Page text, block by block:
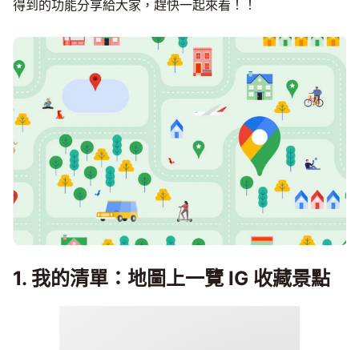
得到的功能分享給大家，趕快一起來看！！
1. 我的清單：地圖上一覽 IG 收藏景點